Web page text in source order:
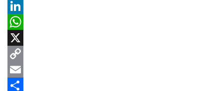
Facebook
LinkedIn
WhatsApp
X
Copy
Link
Email